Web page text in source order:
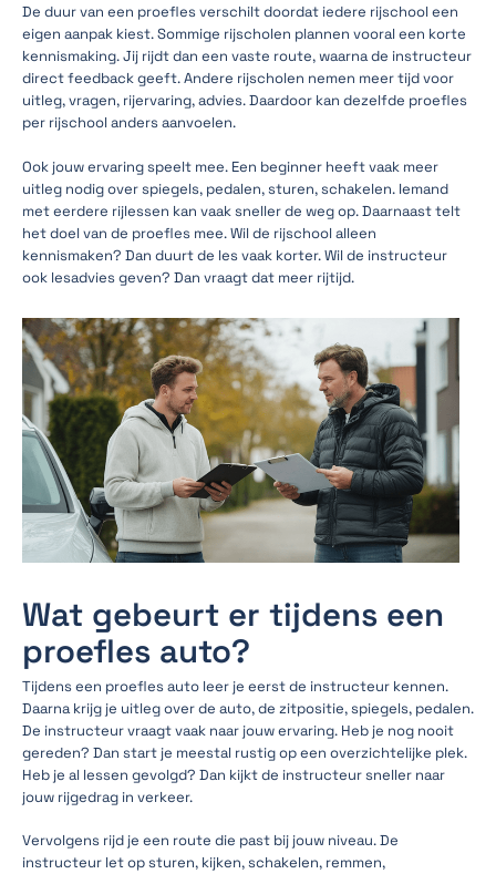
De duur van een proefles verschilt doordat iedere rijschool een
eigen aanpak kiest. Sommige rijscholen plannen vooral een korte
kennismaking. Jij rijdt dan een vaste route, waarna de instructeur
direct feedback geeft. Andere rijscholen nemen meer tijd voor
uitleg, vragen, rijervaring, advies. Daardoor kan dezelfde proefles
per rijschool anders aanvoelen.
Ook jouw ervaring speelt mee. Een beginner heeft vaak meer
uitleg nodig over spiegels, pedalen, sturen, schakelen. Iemand
met eerdere rijlessen kan vaak sneller de weg op. Daarnaast telt
het doel van de proefles mee. Wil de rijschool alleen
kennismaken? Dan duurt de les vaak korter. Wil de instructeur
ook lesadvies geven? Dan vraagt dat meer rijtijd.
Wat gebeurt er tijdens een
proefles auto?
Tijdens een proefles auto leer je eerst de instructeur kennen.
Daarna krijg je uitleg over de auto, de zitpositie, spiegels, pedalen.
De instructeur vraagt vaak naar jouw ervaring. Heb je nog nooit
gereden? Dan start je meestal rustig op een overzichtelijke plek.
Heb je al lessen gevolgd? Dan kijkt de instructeur sneller naar
jouw rijgedrag in verkeer.
Vervolgens rijd je een route die past bij jouw niveau. De
instructeur let op sturen, kijken, schakelen, remmen,